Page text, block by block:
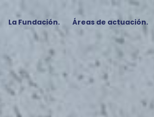
La Fundación. Áreas de actuación.